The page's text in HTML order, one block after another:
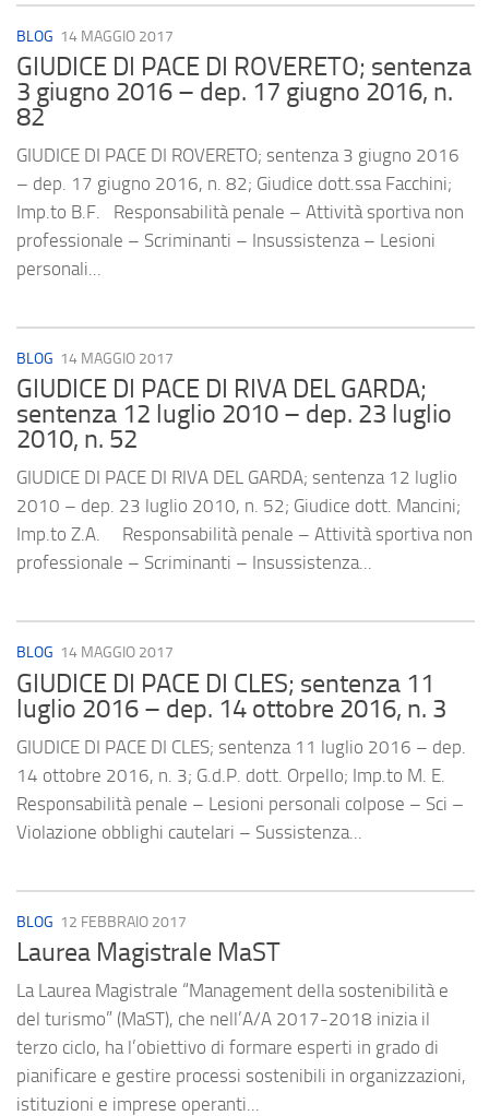
BLOG 14 MAGGIO 2017
GIUDICE DI PACE DI ROVERETO; sentenza
3 giugno 2016 – dep. 17 giugno 2016, n.
82
GIUDICE DI PACE DI ROVERETO; sentenza 3 giugno 2016
– dep. 17 giugno 2016, n. 82; Giudice dott.ssa Facchini;
Imp.to B.F. Responsabilità penale – Attività sportiva non
professionale – Scriminanti – Insussistenza – Lesioni
personali...
BLOG 14 MAGGIO 2017
GIUDICE DI PACE DI RIVA DEL GARDA;
sentenza 12 luglio 2010 – dep. 23 luglio
2010, n. 52
GIUDICE DI PACE DI RIVA DEL GARDA; sentenza 12 luglio
2010 – dep. 23 luglio 2010, n. 52; Giudice dott. Mancini;
Imp.to Z.A. Responsabilità penale – Attività sportiva non
professionale – Scriminanti – Insussistenza...
BLOG 14 MAGGIO 2017
GIUDICE DI PACE DI CLES; sentenza 11
luglio 2016 – dep. 14 ottobre 2016, n. 3
GIUDICE DI PACE DI CLES; sentenza 11 luglio 2016 – dep.
14 ottobre 2016, n. 3; G.d.P. dott. Orpello; Imp.to M. E.
Responsabilità penale – Lesioni personali colpose – Sci –
Violazione obblighi cautelari – Sussistenza...
BLOG 12 FEBBRAIO 2017
Laurea Magistrale MaST
La Laurea Magistrale “Management della sostenibilità e
del turismo” (MaST), che nell’A/A 2017-2018 inizia il
terzo ciclo, ha l’obiettivo di formare esperti in grado di
pianificare e gestire processi sostenibili in organizzazioni,
istituzioni e imprese operanti...